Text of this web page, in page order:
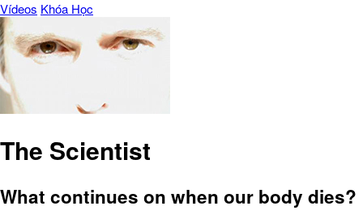
Vídeos Khóa Học
The Scientist
What continues on when our body dies?